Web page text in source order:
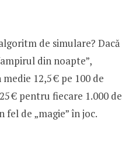
de simulare? Dacă
din noapte”,
12,5 € pe 100 de
€ pentru fiecare 1.000 de
de „magie” în joc.